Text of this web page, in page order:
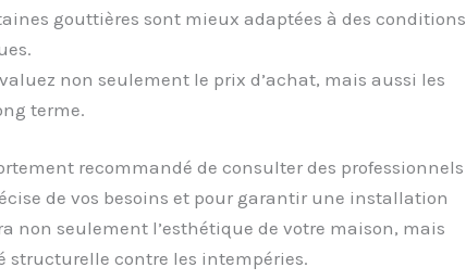
gouttières sont mieux adaptées à des conditions
non seulement le prix d’achat, mais aussi les
terme.
recommandé de consulter des professionnels
de vos besoins et pour garantir une installation
non seulement l’esthétique de votre maison, mais
structurelle contre les intempéries.